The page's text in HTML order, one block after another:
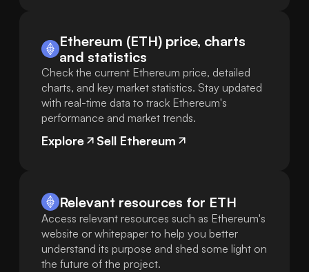
Ethereum (ETH) price, charts
and statistics
Check the current Ethereum price, detailed
charts, and key market statistics. Stay updated
with real-time data to track Ethereum's
performance and market trends.
Explore Sell Ethereum
Relevant resources for ETH
Access relevant resources such as Ethereum's
website or whitepaper to help you better
understand its purpose and shed some light on
the future of the project.